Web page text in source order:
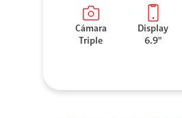
Cámara
Triple
Display
6.9"